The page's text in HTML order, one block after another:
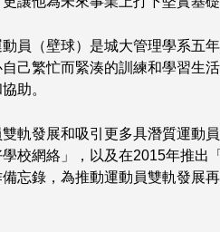
員（壁球）是城大管理學系五
己繁忙而緊湊的訓練和學習生
助。
軌發展和吸引更多具潛質運動
校網絡」，以及在2015年推出
忘錄，為推動運動員雙軌發展再